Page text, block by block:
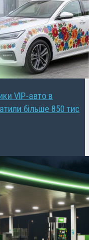
VIP-авто в
більше 850 тис